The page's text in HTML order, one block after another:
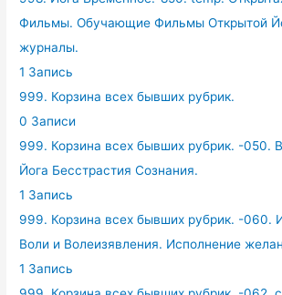
Фильмы. Обучающие Фильмы Открытой
журналы.
1 Запись
999. Корзина всех бывших рубрик.
0 Записи
999. Корзина всех бывших рубрик. -050.
Йога Бесстрастия Сознания.
1 Запись
999. Корзина всех бывших рубрик. -060.
Воли и Волеизявления. Исполнение
1 Запись